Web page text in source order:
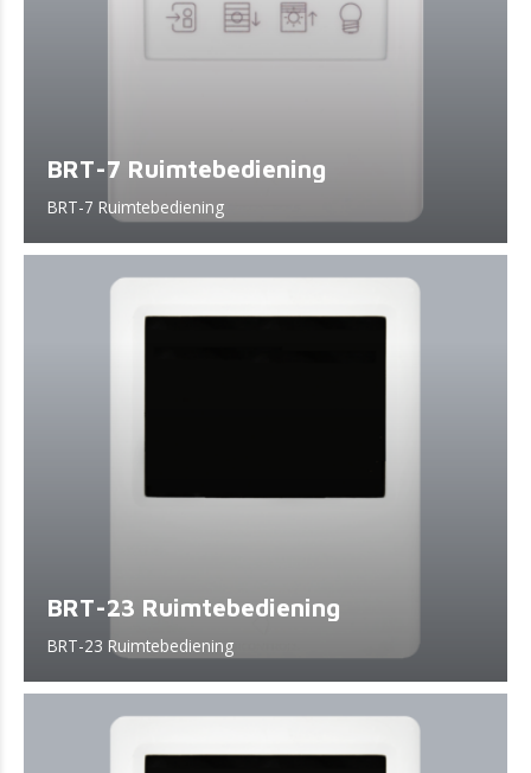
BRT-7 Ruimtebediening
BRT-7 Ruimtebediening
BRT-23 Ruimtebediening
BRT-23 Ruimtebediening